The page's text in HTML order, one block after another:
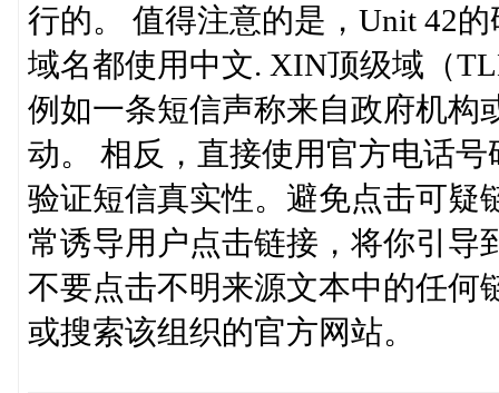
行的。 值得注意的是，Unit 42
域名都使用中文. XIN顶级域（
例如一条短信声称来自政府机构
动。 相反，直接使用官方电话
验证短信真实性。避免点击可疑
常诱导用户点击链接，将你引导
不要点击不明来源文本中的任何
或搜索该组织的官方网站。